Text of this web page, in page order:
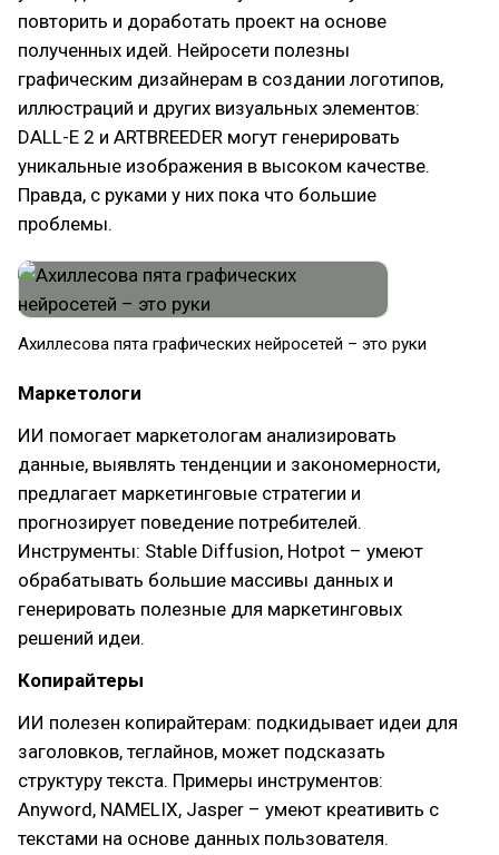
повторить и доработать проект на основе
полученных идей. Нейросети полезны
графическим дизайнерам в создании логотипов,
иллюстраций и других визуальных элементов:
DALL-E 2 и ARTBREEDER могут генерировать
уникальные изображения в высоком качестве.
Правда, с руками у них пока что большие
проблемы.
Ахиллесова пята графических нейросетей – это руки
Маркетологи
ИИ помогает маркетологам анализировать
данные, выявлять тенденции и закономерности,
предлагает маркетинговые стратегии и
прогнозирует поведение потребителей.
Инструменты: Stable Diffusion, Hotpot – умеют
обрабатывать большие массивы данных и
генерировать полезные для маркетинговых
решений идеи.
Копирайтеры
ИИ полезен копирайтерам: подкидывает идеи для
заголовков, теглайнов, может подсказать
структуру текста. Примеры инструментов:
Anyword, NAMELIX, Jasper – умеют креативить с
текстами на основе данных пользователя.